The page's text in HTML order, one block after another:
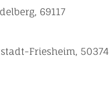
69117
Friesheim, 50374